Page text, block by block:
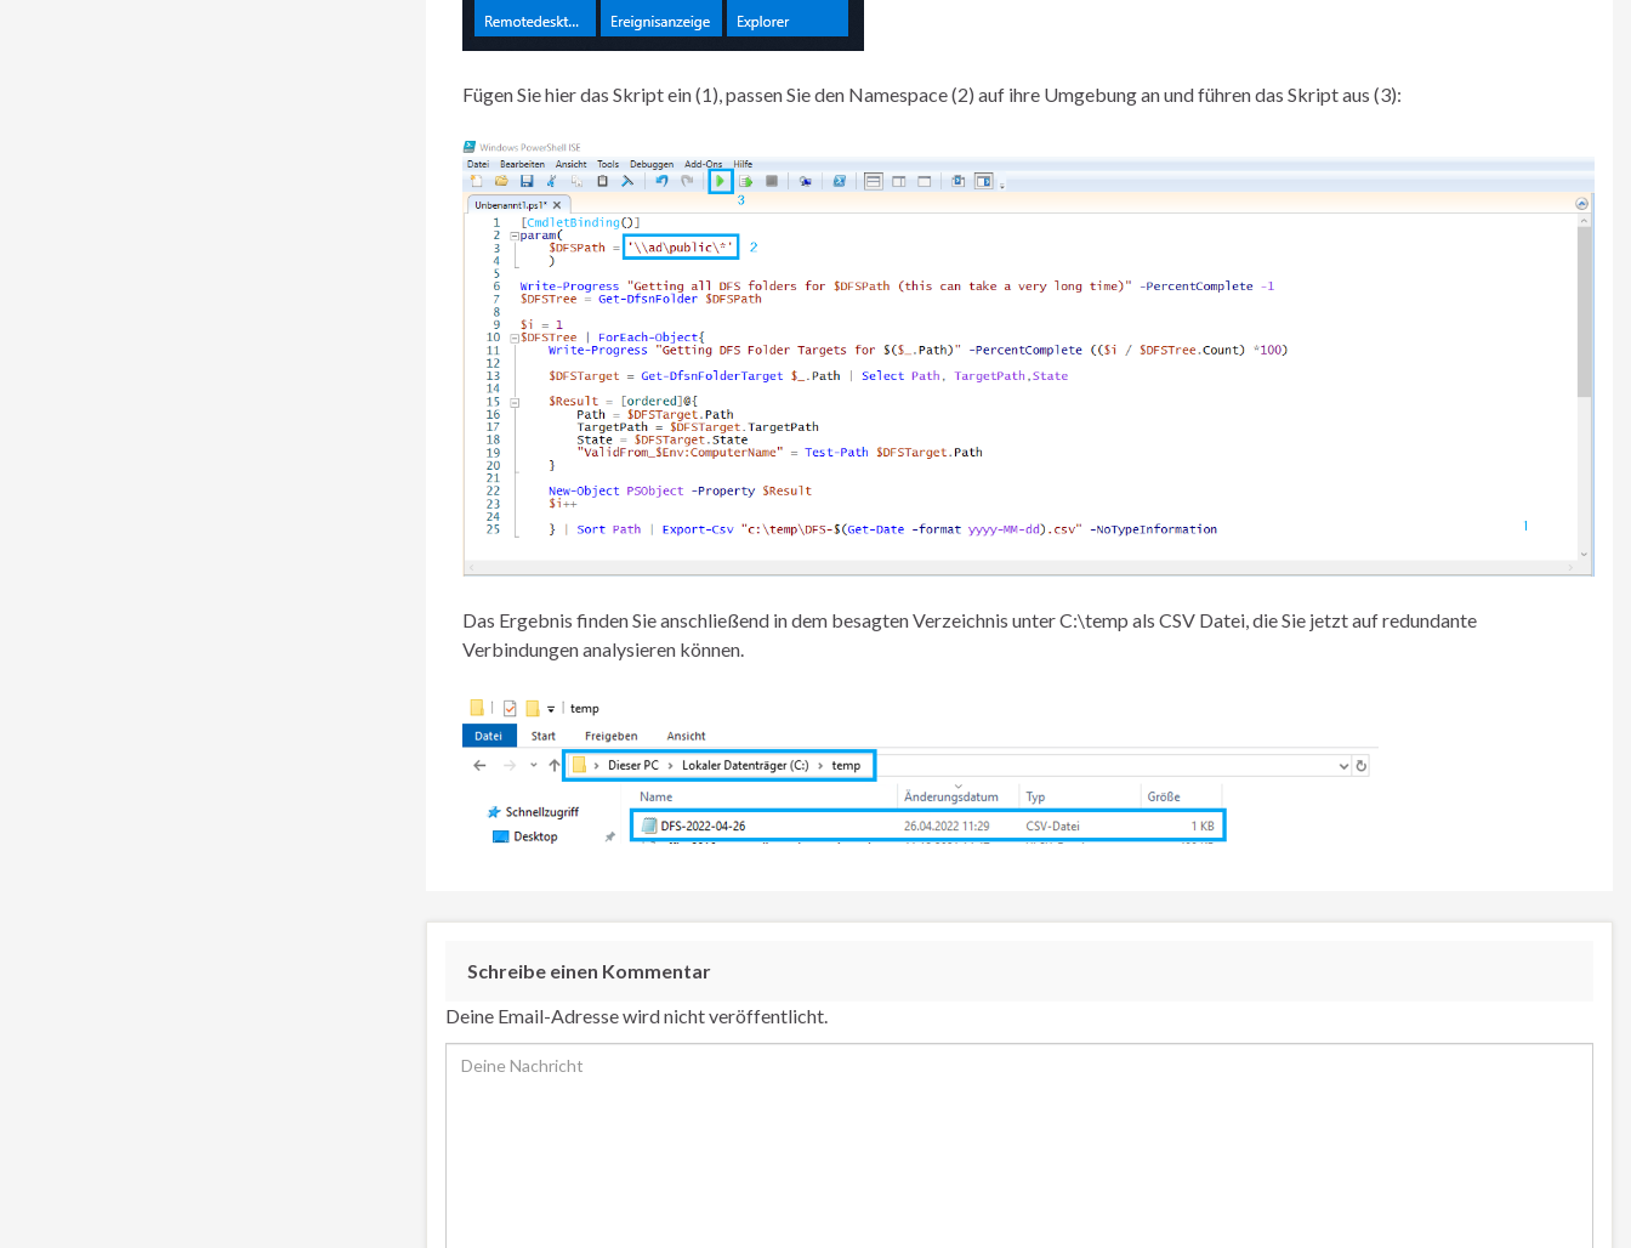
Fügen Sie hier das Skript ein (1), passen Sie den Namespace (2) auf ihre Umgebung an und führen das Skript aus (3):
Das Ergebnis finden Sie anschließend in dem besagten Verzeichnis unter C:\temp als CSV Datei, die Sie jetzt auf redundante
Verbindungen analysieren können.
Schreibe einen Kommentar
Deine Email-Adresse wird nicht veröffentlicht.